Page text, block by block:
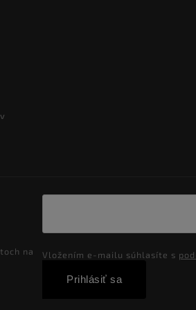
na
Vložením e-mailu súhlasíte s
Prihlásiť sa